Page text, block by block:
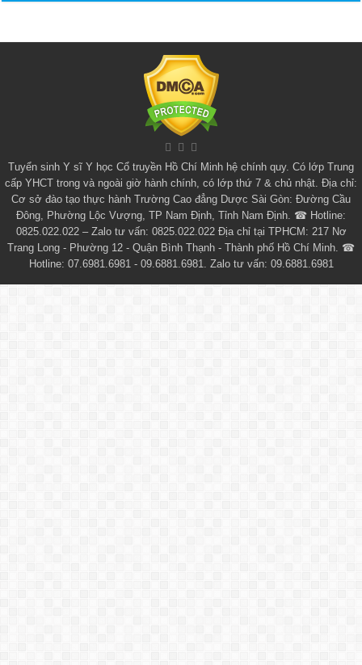
Tuyển sinh Y sĩ Y học Cổ truyền Hồ Chí Minh hệ chính quy. Có lớp Trung
cấp YHCT trong và ngoài giờ hành chính, có lớp thứ 7 & chủ nhật. Địa chỉ:
Cơ sở đào tạo thực hành Trường Cao đẳng Dược Sài Gòn: Đường Cầu
Đông, Phường Lộc Vượng, TP Nam Định, Tỉnh Nam Định. ☎ Hotline:
0825.022.022 – Zalo tư vấn: 0825.022.022 Địa chỉ tại TPHCM: 217 Nơ
Trang Long - Phường 12 - Quận Bình Thạnh - Thành phố Hồ Chí Minh. ☎
Hotline: 07.6981.6981 - 09.6881.6981. Zalo tư vấn: 09.6881.6981